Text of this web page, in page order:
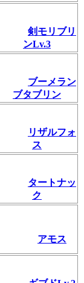
剣モリブリ
ンLv.3
ブーメラン
ブタブリン
リザルフォ
ス
タートナッ
ク
アモス